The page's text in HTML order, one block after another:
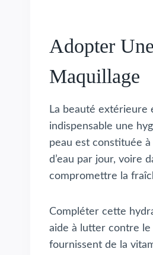
Adopter
Maquillage
La beauté extérieure
indispensable une
peau est constituée
d’eau par jour, voire
compromettre la
Compléter cette
aide à lutter contre le
fournissent de la